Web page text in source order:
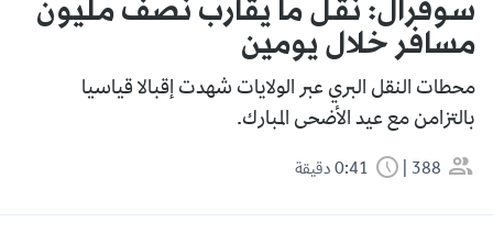
سوڤرال: نقل ما يقارب نصف مليون
مسافر خلال يومين
محطات النقل البري عبر الولايات شهدت إقبالا قياسيا
بالتزامن مع عيد الأضحى المبارك.
388